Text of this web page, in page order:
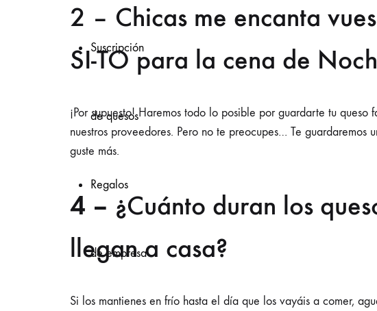
Suscripción
de quesos
Regalos
de empresa
2 – Chicas me encanta
SI-TO para la cena de
¡Por supuesto! Haremos todo lo posible por guardarte tu
nuestros proveedores. Pero no te preocupes… Te
guste más.
4 – ¿Cuánto duran los
llegan a casa?
Si los mantienes en frío hasta el día que los vayáis a comer,